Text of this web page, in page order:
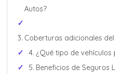
Autos?
Coberturas adicionales
¿Qué tipo de
Beneficios de Seguros